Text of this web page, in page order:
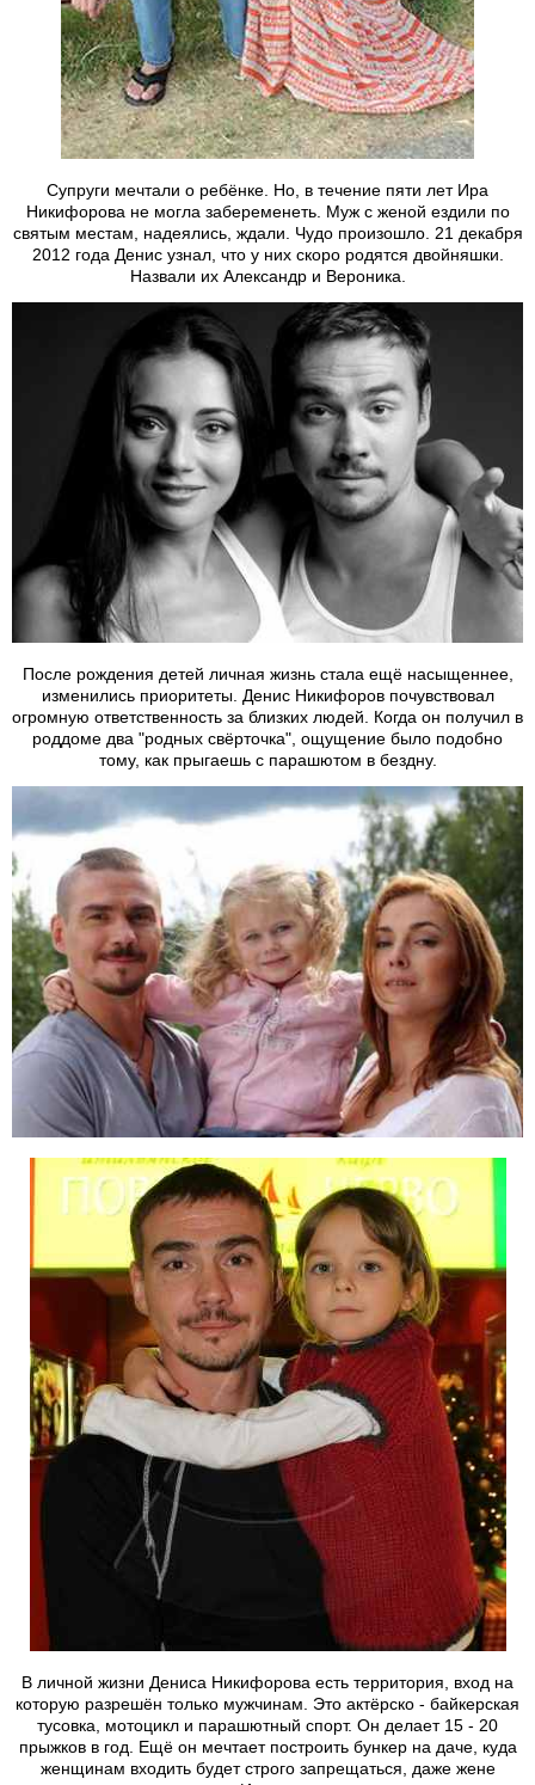
Супруги мечтали о ребёнке. Но, в течение пяти лет Ира
Никифорова не могла забеременеть. Муж с женой ездили по
святым местам, надеялись, ждали. Чудо произошло. 21 декабря
2012 года Денис узнал, что у них скоро родятся двойняшки.
Назвали их Александр и Вероника.
После рождения детей личная жизнь стала ещё насыщеннее,
изменились приоритеты. Денис Никифоров почувствовал
огромную ответственность за близких людей. Когда он получил в
роддоме два "родных свёрточка", ощущение было подобно
тому, как прыгаешь с парашютом в бездну.
В личной жизни Дениса Никифорова есть территория, вход на
которую разрешён только мужчинам. Это актёрско - байкерская
тусовка, мотоцикл и парашютный спорт. Он делает 15 - 20
прыжков в год. Ещё он мечтает построить бункер на даче, куда
женщинам входить будет строго запрещаться, даже жене